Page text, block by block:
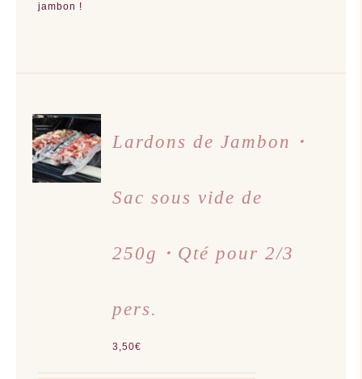
jambon !
AJOUTER
AU
PANIER
/
DÉTAILS
Lardons de Jambon・
Sac sous vide de
250g・Qté pour 2/3
pers.
3,50€